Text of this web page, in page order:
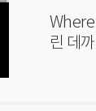
Where were